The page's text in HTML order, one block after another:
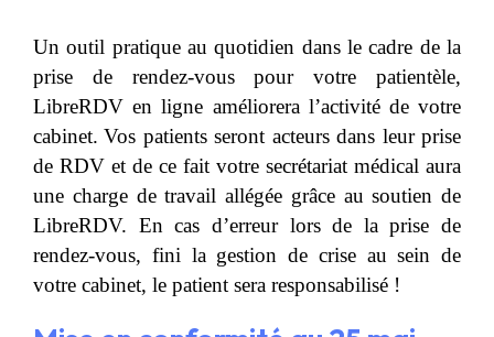
Un outil pratique au quotidien dans le cadre de la
prise de rendez-vous pour votre patientèle,
LibreRDV en ligne améliorera l’activité de votre
cabinet. Vos patients seront acteurs dans leur prise
de RDV et de ce fait votre secrétariat médical aura
une charge de travail allégée grâce au soutien de
LibreRDV. En cas d’erreur lors de la prise de
rendez-vous, fini la gestion de crise au sein de
votre cabinet, le patient sera responsabilisé !